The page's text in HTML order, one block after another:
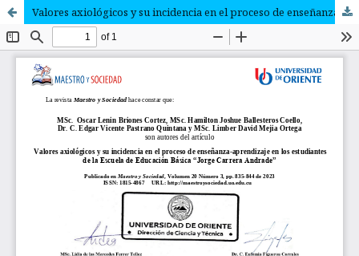
Valores axiológicos y su incidencia en el proceso de enseñanza-aprendizaje en los estudiantes de la Escuela de Educación Básica “Jorge Carrera Andrade”